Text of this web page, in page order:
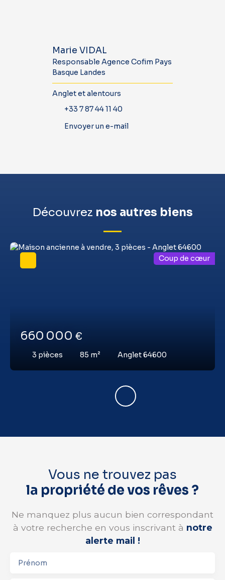
Marie VIDAL
Responsable Agence Cofim Pays
Basque Landes
Anglet et alentours
+33 7 87 44 11 40
Envoyer un e-mail
Découvrez nos autres biens
660 000 €
3 pièces 85 m² Anglet 64600
Coup de cœur
Vous ne trouvez pas
la propriété de vos rêves ?
Ne manquez plus aucun bien correspondant
à votre recherche en vous inscrivant à notre
alerte mail !
Prénom